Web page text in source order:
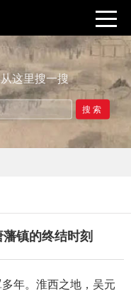
这里搜一搜
搜索
镇的终结时刻
年。淮西之地，吴元